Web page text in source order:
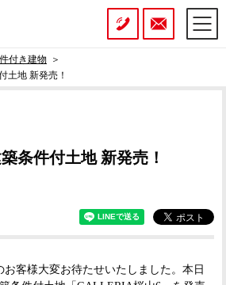
付き建物
土地 新発売！
条件付土地 新発売！
客様大変お待たせいたしました。本日